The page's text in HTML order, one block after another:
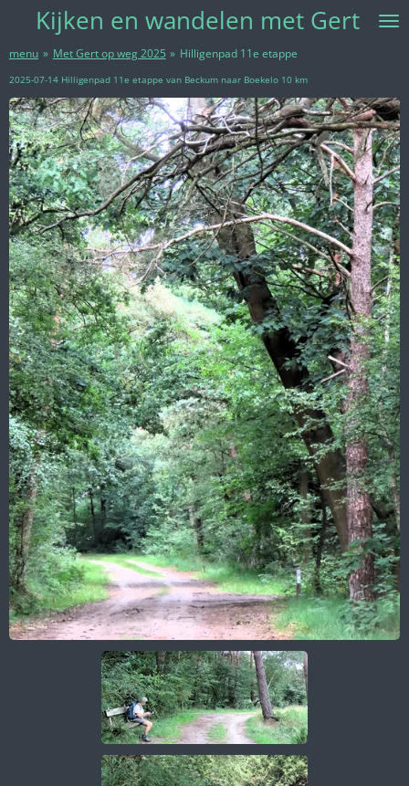
direct
naar
hoofdinhoud
Kijken en wandelen met Gert
menu » Met Gert op weg 2025 » Hilligenpad 11e etappe
2025-07-14 Hilligenpad 11e etappe van Beckum naar Boekelo 10 km